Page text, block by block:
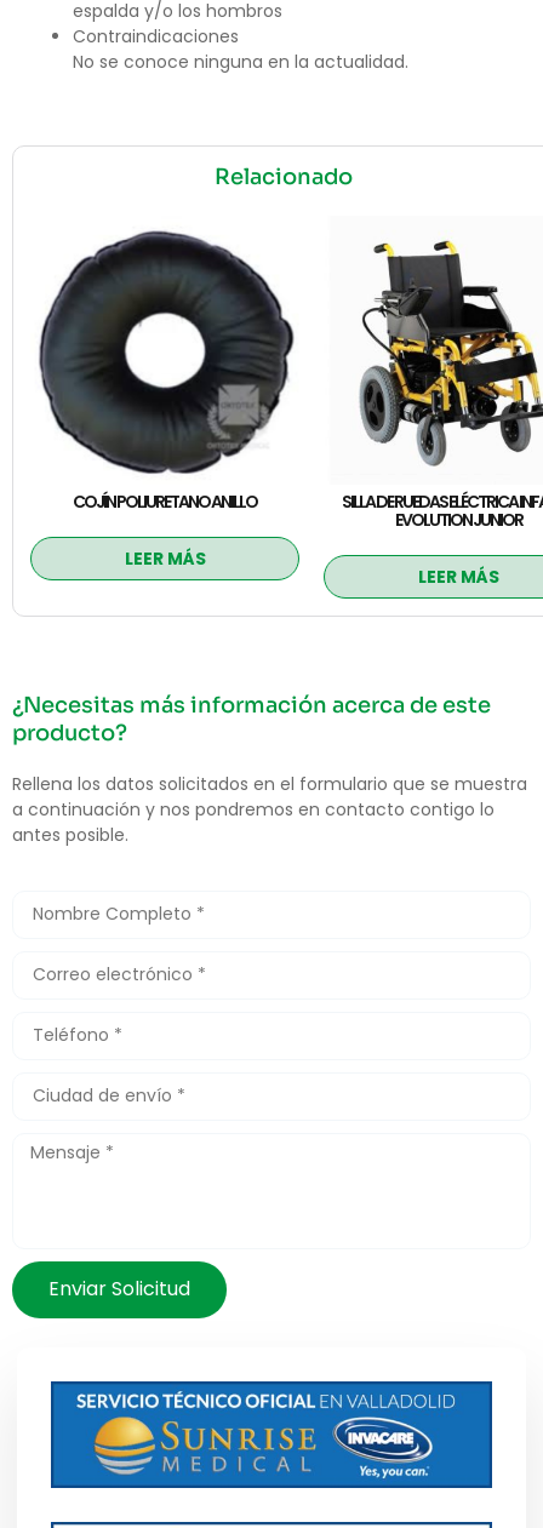
Relacionado
COJÍN POLIURETANO ANILLO
LEER MÁS
SILLA DE RUEDAS ELÉCTRICA
EVOLUTION JUNIOR
LEER MÁS
espalda y/o los hombros
Contraindicaciones
No se conoce ninguna en la actualidad.
¿Necesitas más información acerca de este
producto?
Rellena los datos solicitados en el formulario que se muestra
a continuación y nos pondremos en contacto contigo lo
antes posible.
Enviar Solicitud